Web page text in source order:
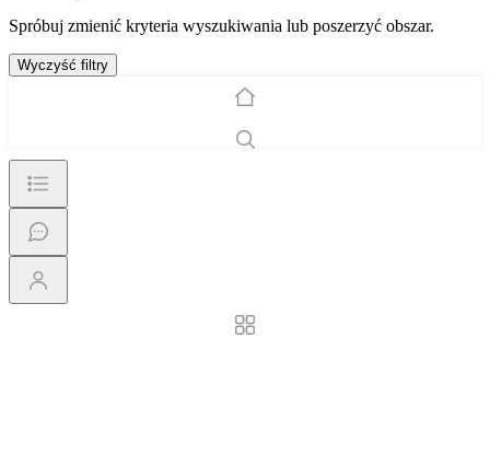
Spróbuj zmienić kryteria wyszukiwania lub poszerzyć obszar.
Wyczyść filtry